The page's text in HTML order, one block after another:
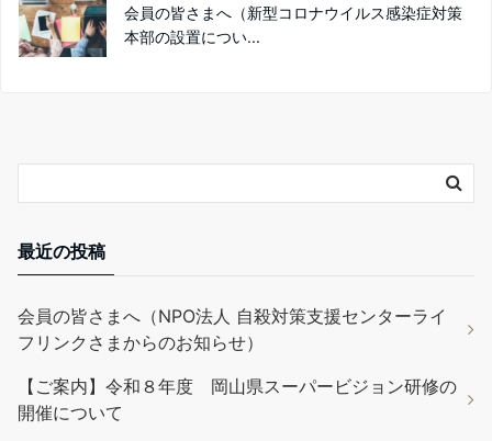
会員の皆さまへ（新型コロナウイルス感染症対策
本部の設置につい...
最近の投稿
会員の皆さまへ（NPO法人 自殺対策支援センターライ
フリンクさまからのお知らせ）
【ご案内】令和８年度 岡山県スーパービジョン研修の
開催について